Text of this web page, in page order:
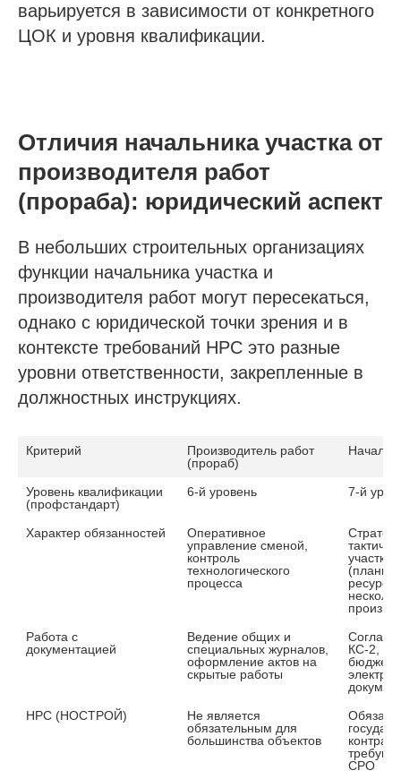
варьируется в зависимости от конкретного
ЦОК и уровня квалификации.
Отличия начальника участка от
производителя работ
(прораба): юридический аспект
В небольших строительных организациях
функции начальника участка и
производителя работ могут пересекаться,
однако с юридической точки зрения и в
контексте требований НРС это разные
уровни ответственности, закрепленные в
должностных инструкциях.
Критерий
Производитель работ
(прораб)
Уровень квалификации
(профстандарт)
6-й уровень 7-й
Характер обязанностей
Оперативное
управление сменой,
контроль
технологического
процесса
участком
Работа с
документацией
Ведение общих и
специальных журналов,
оформление актов на
скрытые работы
КС-2,
НРС (НОСТРОЙ)
Не является
обязательным для
большинства объектов
СРО